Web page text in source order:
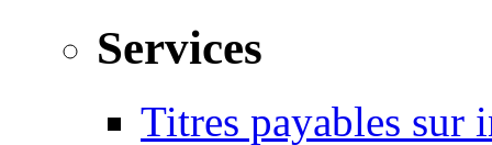
Services
Titres payables sur